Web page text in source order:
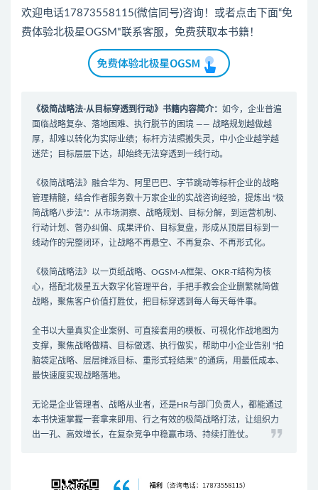
欢迎电话17873558115(微信同号)咨询！或者点击下面“免
费体验北极星OGSM"联系客服，免费获取本书籍！
《极简战略法-从目标穿透到行动》书籍内容简介： 如今，企业普遍
面临战略复杂、落地困难、执行脱节的困境 —— 战略规划越做越
厚，却难以转化为实际业绩；标杆方法照搬失灵，中小企业越学越
迷茫；目标层层下达，却始终无法穿透到一线行动。
《极简战略法》融合华为、阿里巴巴、字节跳动等标杆企业的战略
管理精髓，结合作者服务数十万家企业的实战咨询经验，提炼出 “极
简战略八步法”：从市场洞察、战略规划、目标分解，到运营机制、
行动计划、督办纠偏、成果评价、目标复盘，形成从顶层目标到一
线动作的完整闭环，让战略不再悬空、不再复杂、不再形式化。
《极简战略法》以一页纸战略、OGSM-A框架、OKR-T结构为核
心，搭配北极星五大数字化管理平台，手把手教会企业删繁就简做
战略，聚焦客户价值打胜仗，把目标穿透到每人每天每件事。
全书以大量真实企业案例、可直接套用的模板、可视化作战地图为
支撑，聚焦战略做精、目标做透、执行做实，帮助中小企业告别 “拍
脑袋定战略、层层摊派目标、重形式轻结果” 的通病，用最低成本、
最快速度实现战略落地。
无论是企业管理者、战略从业者，还是HR与部门负责人，都能通过
本书快速掌握一套拿来即用、行之有效的极简战略打法，让组织力
出一孔、高效增长，在复杂竞争中稳赢市场、持续打胜仗。